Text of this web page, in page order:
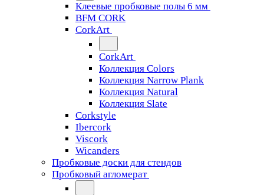
Клеевые пробковые полы 6 мм
BFM CORK
CorkArt
CorkArt
Коллекция Colors
Коллекция Narrow Plank
Коллекция Natural
Коллекция Slate
Corkstyle
Ibercork
Viscork
Wicanders
Пробковые доски для стендов
Пробковый агломерат